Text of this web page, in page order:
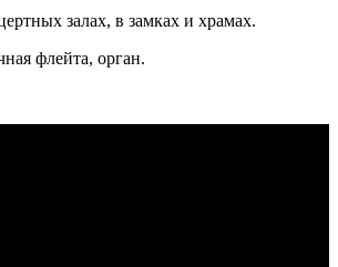
залах, в замках и храмах.
флейта, орган.